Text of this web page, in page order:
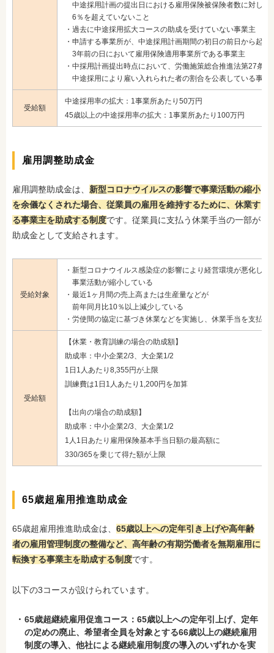
中途採用計画の提出日における雇用保険被保険者数に対して
6％を超えていないこと
・過去に中途採用拡大コースの助成を受けていない事業主
・申請する事業所が、中途採用計画期間の初日の前日から起算
3年前の日において雇用保険適用事業所である事業主
・中採用計画提出時点において、労働施策総合推進法第27条
中途採用により雇い入れられた者の割合を公表している事業
受給額
中途採用率の拡大：1事業所あたり50万円
45歳以上の中途採用率の拡大：1事業所あたり100万円
雇用調整助成金
雇用調整助成金は、 新型コロナウイルスの影響で事業活動の縮小
を余儀なくされた場合、従業員の雇用を維持するために、休業す
る事業主を助成する制度です。従業員に支払う休業手当の一部が
助成金として支給されます。
受給対象
・新型コロナウイルス感染症の影響により経営環境が悪化し、
事業活動が縮小している
・最近1ヶ月間の売上高または生産量などが
前年同月比10％以上減少している
・労使間の協定に基づき休業などを実施し、休業手当を支払っ
受給額
【休業・教育訓練の場合の助成額】
助成率：中小企業2/3、大企業1/2
1日1人あたり8,355円が上限
訓練費は1日1人あたり1,200円を加算
【出向の場合の助成額】
助成率：中小企業2/3、大企業1/2
1人1日あたり雇用保険基本手当日額の最高額に
330/365を乗じて得た額が上限
65歳超雇用推進助成金
65歳超雇用推進助成金は、 65歳以上への定年引き上げや高年齢
者の雇用管理制度の整備など、高年齢の有期労働者を無期雇用に
転換する事業主を助成する制度です。
以下の3コースが設けられています。
65歳超継続雇用促進コース：65歳以上への定年引上げ、定年
の定めの廃止、希望者全員を対象とする66歳以上の継続雇用
制度の導入、他社による継続雇用制度の導入のいずれかを実